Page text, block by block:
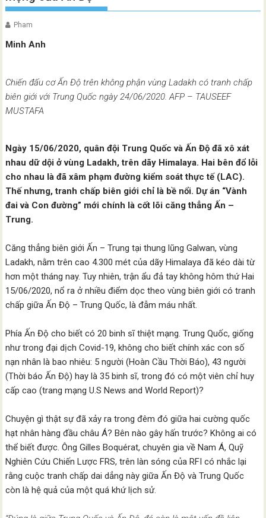
Pham
Minh Anh
Chiến đấu cơ Ấn Độ trên không phận vùng Ladakh có tranh chấp
biên giới với Trung Quốc ngày 24/06/2020. AFP – TAUSEEF
MUSTAFA
Ngày 15/06/2020, quân đội Trung Quốc và Ấn Độ đã xô xát
nhau dữ dội ở vùng Ladakh, trên dãy Himalaya. Hai bên đổ lỗi
cho nhau là đã xâm phạm đường kiểm soát thực tế (LAC).
Thế nhưng, tranh chấp biên giới chỉ là bề nổi. Dự án “Vành
đai và Con đường” mới chính là cốt lõi căng thẳng Ấn –
Trung.
Căng thẳng biên giới Ấn – Trung tại thung lũng Galwan, vùng
Ladakh, nằm trên cao 4.300 mét của dãy Himalaya đã kéo dài từ
hơn một tháng nay. Tuy nhiên, trận ẩu đả tay không hôm thứ Hai
15/06/2020, nổ ra ở nhiều điểm dọc theo vùng biên giới có tranh
chấp giữa Ấn Độ – Trung Quốc, là đẫm máu nhất.
Phía Ấn Độ cho biết có 20 binh sĩ thiệt mạng. Trung Quốc, giống
như trong đại dịch Covid-19, không cho biết chính xác con số
nạn nhân là bao nhiêu: 5 người (Hoàn Cầu Thời Báo), 43 người
(Thời báo Ấn Độ) hay là 35 binh sĩ, trong đó có một viên chỉ huy
cấp cao (trang mạng U.S News and World Report)?
Chuyện gì thật sự đã xảy ra trong đêm đó giữa hai cường quốc
hạt nhân hàng đầu châu Á? Bên nào gây hấn trước? Không ai có
thể biết được. Ông Gilles Boquérat, chuyên gia về Nam Á, Quỹ
Nghiên Cứu Chiến Lược FRS, trên làn sóng của RFI có nhắc lại
rằng cuộc tranh chấp dai dẳng này giữa Ấn Độ và Trung Quốc
còn là hệ quả của một quá khứ lịch sử.